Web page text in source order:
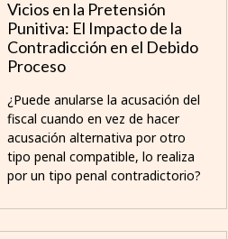
Vicios en la Pretensión
Punitiva: El Impacto de la
Contradicción en el Debido
Proceso
¿Puede anularse la acusación del
fiscal cuando en vez de hacer
acusación alternativa por otro
tipo penal compatible, lo realiza
por un tipo penal contradictorio?